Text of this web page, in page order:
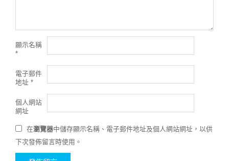
顯示名稱
*
電子郵件
地址 *
個人網站
網址
在瀏覽器中儲存顯示名稱、電子郵件地址及個人網站網址，以供
下次發佈留言時使用。